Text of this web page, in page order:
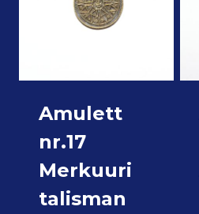
Amulett
nr.17
Merkuuri
talisman